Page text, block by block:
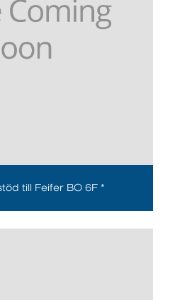
till Feifer BO 6F *